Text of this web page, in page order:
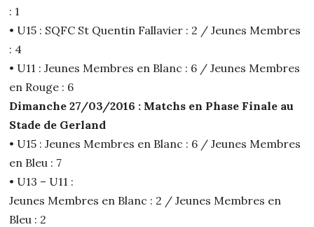
: 1
• U15 : SQFC St Quentin Fallavier : 2 / Jeunes Membres
: 4
• U11 : Jeunes Membres en Blanc : 6 / Jeunes Membres
en Rouge : 6
Dimanche 27/03/2016 : Matchs en Phase Finale au
Stade de Gerland
• U15 : Jeunes Membres en Blanc : 6 / Jeunes Membres
en Bleu : 7
• U13 – U11 :
Jeunes Membres en Blanc : 2 / Jeunes Membres en
Bleu : 2